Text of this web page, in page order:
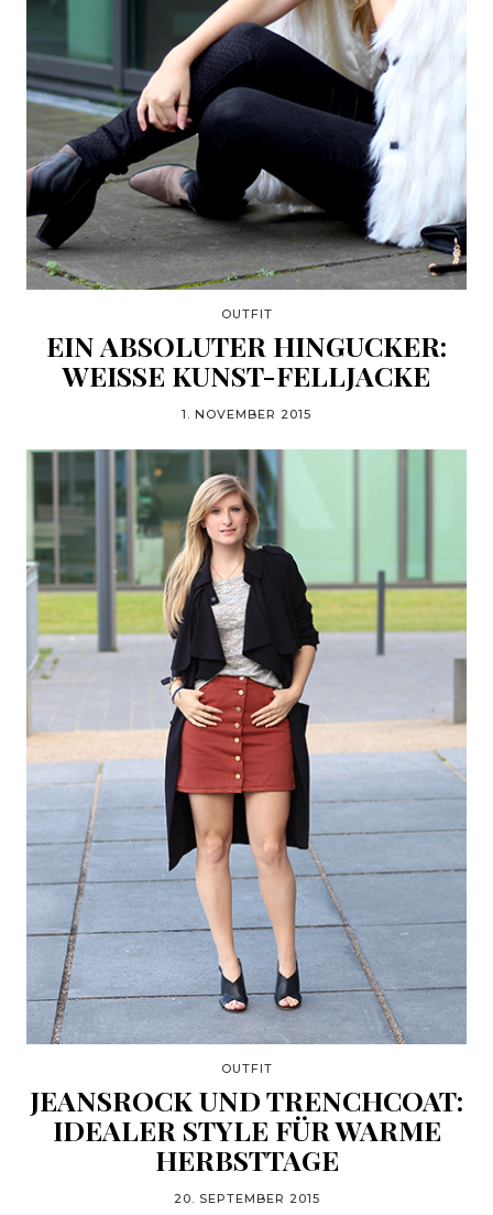
OUTFIT
EIN ABSOLUTER HINGUCKER:
WEISSE KUNST-FELLJACKE
1. NOVEMBER 2015
OUTFIT
JEANSROCK UND TRENCHCOAT:
IDEALER STYLE FÜR WARME
HERBSTTAGE
20. SEPTEMBER 2015